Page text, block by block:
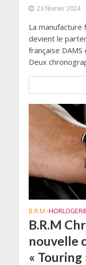
23 février 2024
La manufacture
devient le
française
Deux
B.R.M.•
B.R.M
nouvelle
« Touring